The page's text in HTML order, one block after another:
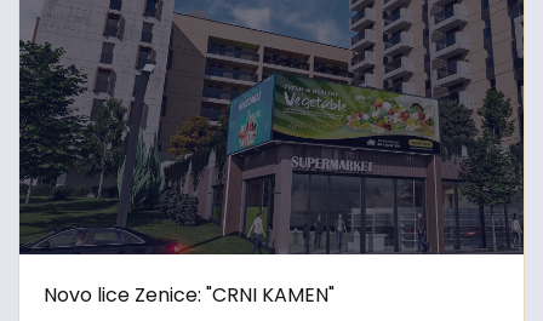
Novo lice Zenice: "CRNI KAMEN"